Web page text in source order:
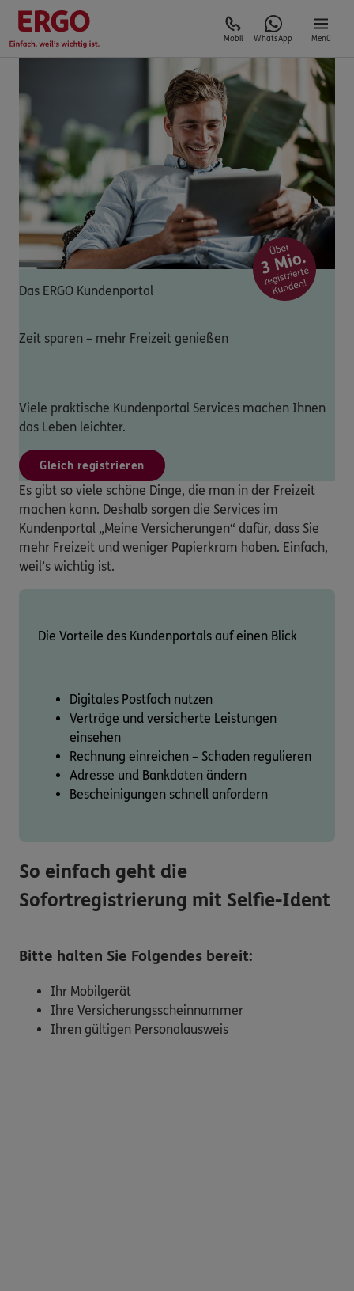
Mobil WhatsApp Menü
Das ERGO Kundenportal
Zeit sparen – mehr Freizeit genießen
Viele praktische Kundenportal Services machen Ihnen
das Leben leichter.
Gleich registrieren
Es gibt so viele schöne Dinge, die man in der Freizeit
machen kann. Deshalb sorgen die Services im
Kundenportal „Meine Versicherungen“ dafür, dass Sie
mehr Freizeit und weniger Papierkram haben. Einfach,
weil’s wichtig ist.
Die Vorteile des Kundenportals auf einen Blick
Digitales Postfach nutzen
Verträge und versicherte Leistungen
einsehen
Rechnung einreichen – Schaden regulieren
Adresse und Bankdaten ändern
Bescheinigungen schnell anfordern
So einfach geht die
Sofortregistrierung mit Selfie-Ident
Bitte halten Sie Folgendes bereit:
Ihr Mobilgerät
Ihre Versicherungsscheinnummer
Ihren gültigen Personalausweis